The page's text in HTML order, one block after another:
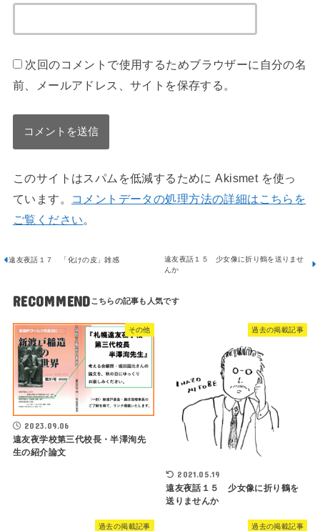
次回のコメントで使用するためブラウザーに自分の名
前、メールアドレス、サイトを保存する。
このサイトはスパムを低減するために Akismet を使っ
ています。
コメントデータの処理方法の詳細はこちらを
ご覧ください。
遠友夜話１７ 「化けの皮」雑感
遠友夜話１５ 少女像に折り鶴を送りませ
んか
RECOMMEND
その他
2023.09.06
遠友夜学校第三代校長・半澤洵先
生の紹介論文
過去の掲載記事
2021.05.19
遠友夜話１５ 少女像に折り鶴を
送りませんか
過去の掲載記事 過去の掲載記事